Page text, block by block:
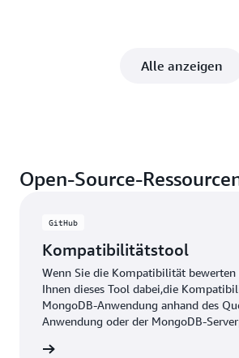
Alle anzeigen
Open-Source-
GitHub
Kompatibilitätstool
Wenn Sie die Kompatibilität
Ihnen dieses Tool dabei,die
MongoDB-Anwendung anhand des
Anwendung oder der MongoDB-
Bericht aller nicht unterstützten